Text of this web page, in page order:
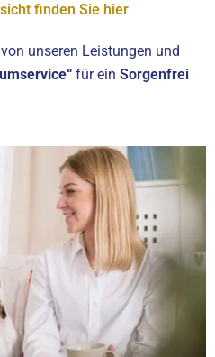
finden Sie hier
unseren Leistungen und
für ein Sorgenfrei